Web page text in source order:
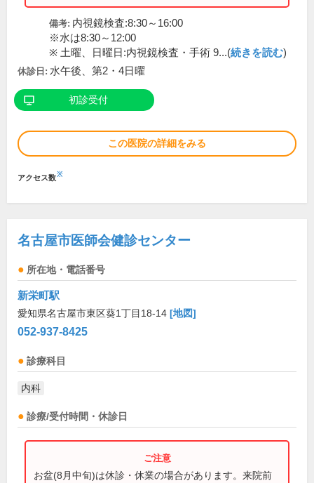
備考: 内視鏡検査:8:30～16:00
※水は8:30～12:00
※ 土曜、日曜日:内視鏡検査・手術 9...(続きを読む)
休診日: 水午後、第2・4日曜
初診受付
この医院の詳細をみる
アクセス数※
名古屋市医師会健診センター
所在地・電話番号
新栄町駅
愛知県名古屋市東区葵1丁目18-14 [地図]
052-937-8425
診療科目
内科
診療/受付時間・休診日
お盆(8月中旬)は休診・休業の場合があります。来院前